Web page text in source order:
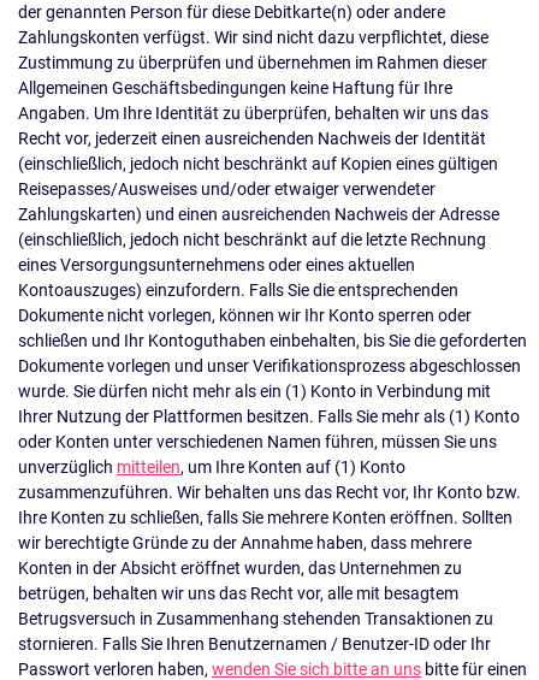
der genannten Person für diese Debitkarte(n) oder andere
Zahlungskonten verfügst. Wir sind nicht dazu verpflichtet, diese
Zustimmung zu überprüfen und übernehmen im Rahmen dieser
Allgemeinen Geschäftsbedingungen keine Haftung für Ihre
Angaben. Um Ihre Identität zu überprüfen, behalten wir uns das
Recht vor, jederzeit einen ausreichenden Nachweis der Identität
(einschließlich, jedoch nicht beschränkt auf Kopien eines gültigen
Reisepasses/Ausweises und/oder etwaiger verwendeter
Zahlungskarten) und einen ausreichenden Nachweis der Adresse
(einschließlich, jedoch nicht beschränkt auf die letzte Rechnung
eines Versorgungsunternehmens oder eines aktuellen
Kontoauszuges) einzufordern. Falls Sie die entsprechenden
Dokumente nicht vorlegen, können wir Ihr Konto sperren oder
schließen und Ihr Kontoguthaben einbehalten, bis Sie die geforderten
Dokumente vorlegen und unser Verifikationsprozess abgeschlossen
wurde. Sie dürfen nicht mehr als ein (1) Konto in Verbindung mit
Ihrer Nutzung der Plattformen besitzen. Falls Sie mehr als (1) Konto
oder Konten unter verschiedenen Namen führen, müssen Sie uns
unverzüglich mitteilen, um Ihre Konten auf (1) Konto
zusammenzuführen. Wir behalten uns das Recht vor, Ihr Konto bzw.
Ihre Konten zu schließen, falls Sie mehrere Konten eröffnen. Sollten
wir berechtigte Gründe zu der Annahme haben, dass mehrere
Konten in der Absicht eröffnet wurden, das Unternehmen zu
betrügen, behalten wir uns das Recht vor, alle mit besagtem
Betrugsversuch in Zusammenhang stehenden Transaktionen zu
stornieren. Falls Sie Ihren Benutzernamen / Benutzer-ID oder Ihr
Passwort verloren haben, wenden Sie sich bitte an uns bitte für einen